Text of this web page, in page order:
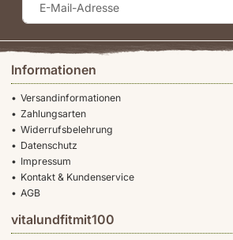
Informationen
Versandinformationen
Zahlungsarten
Widerrufsbelehrung
Datenschutz
Impressum
Kontakt & Kundenservice
AGB
vitalundfitmit100